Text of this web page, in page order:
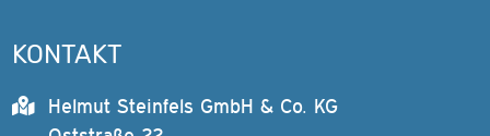
KONTAKT
Helmut Steinfels GmbH & Co. KG